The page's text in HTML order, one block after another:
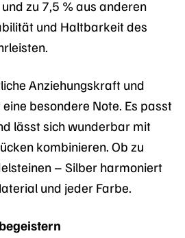
zu 7,5 % aus anderen
und Haltbarkeit des
Anziehungskraft und
besondere Note. Es passt
lässt sich wunderbar mit
kombinieren. Ob zu
– Silber harmoniert
und jeder Farbe.